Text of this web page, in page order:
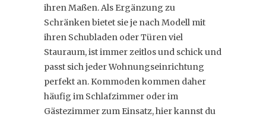
ihren Maßen. Als Ergänzung zu
Schränken bietet sie je nach Modell mit
ihren Schubladen oder Türen viel
Stauraum, ist immer zeitlos und schick und
passt sich jeder Wohnungseinrichtung
perfekt an. Kommoden kommen daher
häufig im Schlafzimmer oder im
Gästezimmer zum Einsatz, hier kannst du